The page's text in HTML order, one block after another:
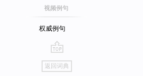
视频例句
权威例句
go
top
返回词典